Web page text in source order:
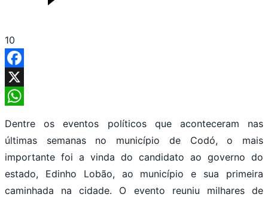
10
Facebook
X
Dentre os eventos políticos que aconteceram nas
últimas semanas no município de Codó, o mais
importante foi a vinda do candidato ao governo do
estado, Edinho Lobão, ao município e sua primeira
caminhada na cidade. O evento reuniu milhares de